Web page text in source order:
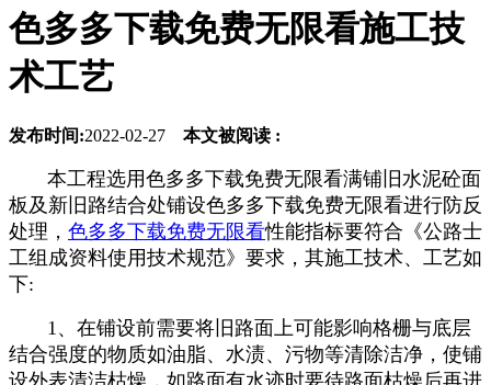
色多多下载免费无限看施工技
术工艺
发布时间:2022-02-27 本文被阅读 :
本工程选用色多多下载免费无限看满铺旧水泥砼面
板及新旧路结合处铺设色多多下载免费无限看进行防反
处理， 色多多下载免费无限看性能指标要符合《公路士
工组成资料使用技术规范》要求，其施工技术、工艺如
下:
1、在铺设前需要将旧路面上可能影响格栅与底层
结合强度的物质如油脂、水渍、污物等清除洁净，使铺